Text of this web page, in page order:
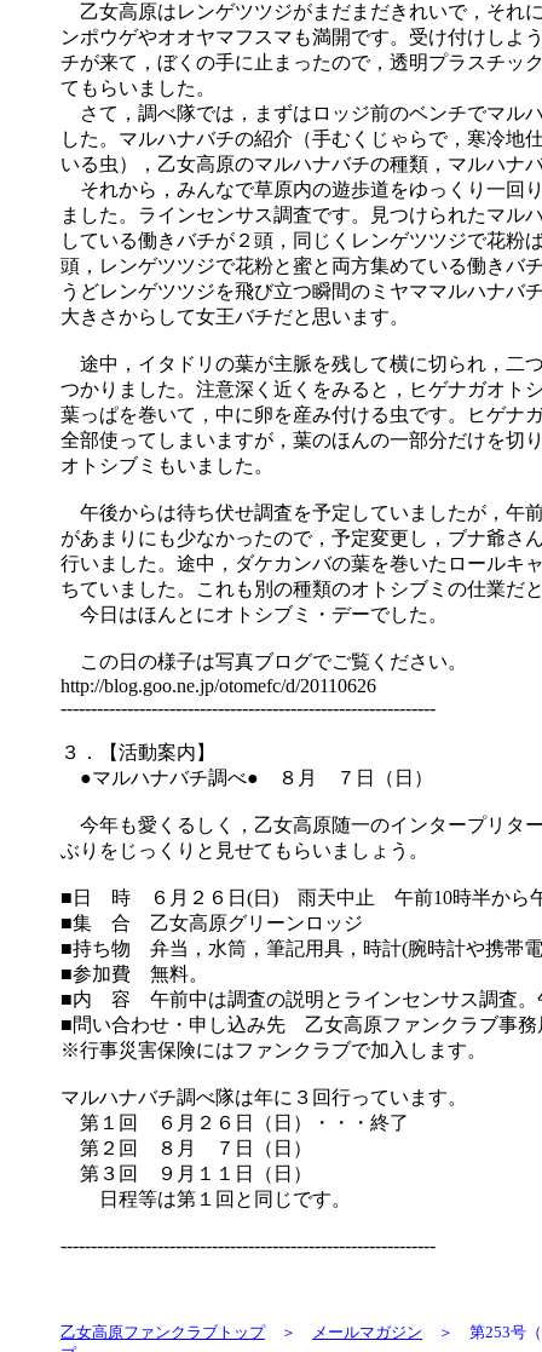
乙女高原はレンゲツツジがまだまだきれいで，それ
ンポウゲやオオヤマフスマも満開です。受け付けしよ
チが来て，ぼくの手に止まったので，透明プラスチッ
てもらいました。
さて，調べ隊では，まずはロッジ前のベンチでマル
した。マルハナバチの紹介（手むくじゃらで，寒冷地
いる虫），乙女高原のマルハナバチの種類，マルハナ
それから，みんなで草原内の遊歩道をゆっくり一回
ました。ラインセンサス調査です。見つけられたマル
している働きバチが２頭，同じくレンゲツツジで花粉
頭，レンゲツツジで花粉と蜜と両方集めている働きバ
うどレンゲツツジを飛び立つ瞬間のミヤママルハナバ
大きさからして女王バチだと思います。
途中，イタドリの葉が主脈を残して横に切られ，二
つかりました。注意深く近くをみると，ヒゲナガオト
葉っぱを巻いて，中に卵を産み付ける虫です。ヒゲナ
全部使ってしまいますが，葉のほんの一部分だけを切
オトシブミもいました。
午後からは待ち伏せ調査を予定していましたが，午
があまりにも少なかったので，予定変更し，ブナ爺さ
行いました。途中，ダケカンバの葉を巻いたロールキ
ちていました。これも別の種類のオトシブミの仕業だ
今日はほんとにオトシブミ・デーでした。
この日の様子は写真ブログでご覧ください。
http://blog.goo.ne.jp/otomefc/d/20110626
--------------------------------------------------------------
３．【活動案内】
●マルハナバチ調べ● ８月 ７日（日）
今年も愛くるしく，乙女高原随一のインタープリタ
ぶりをじっくりと見せてもらいましょう。
■日 時 ６月２６日(日) 雨天中止 午前10時半から午
■集 合 乙女高原グリーンロッジ
■持ち物 弁当，水筒，筆記用具，時計(腕時計や携帯
■参加費 無料。
■内 容 午前中は調査の説明とラインセンサス調査。
■問い合わせ・申し込み先 乙女高原ファンクラブ事務
※行事災害保険にはファンクラブで加入します。
マルハナバチ調べ隊は年に３回行っています。
第１回 ６月２６日（日）・・・終了
第２回 ８月 ７日（日）
第３回 ９月１１日（日）
日程等は第１回と同じです。
--------------------------------------------------------------
乙女高原ファンクラブトップ＞ メールマガジン ＞ 第